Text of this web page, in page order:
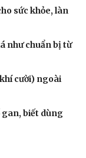
sức khỏe, làn
như chuẩn bị từ
cười) ngoài
gan, biết dùng